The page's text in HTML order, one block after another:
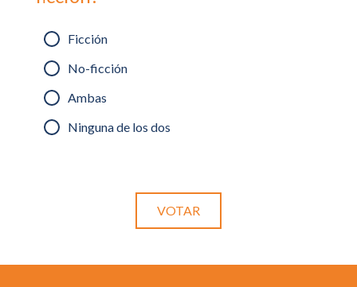
Ficción
No-ficción
Ambas
Ninguna de los dos